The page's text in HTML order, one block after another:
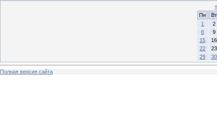
«
Пн
Вт
1
2
8
9
15
16
22
23
29
30
Полная версия сайта